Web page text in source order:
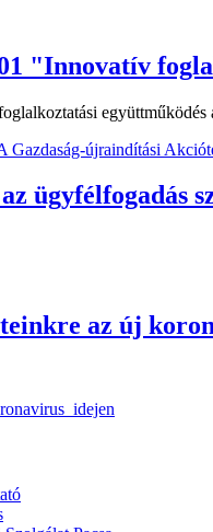
"Innovatív
együttműködés
Gazdaság-újraindítási
ügyfélfogadás
az új